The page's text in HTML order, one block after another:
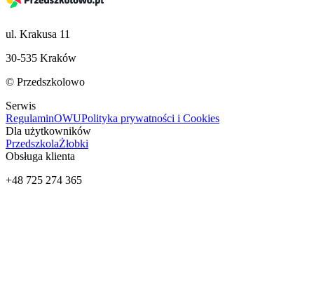
ul. Krakusa 11
30-535 Kraków
© Przedszkolowo
Serwis
RegulaminOWUPolityka prywatności i Cookies
Dla użytkowników
PrzedszkolaŻłobki
Obsługa klienta
+48 725 274 365